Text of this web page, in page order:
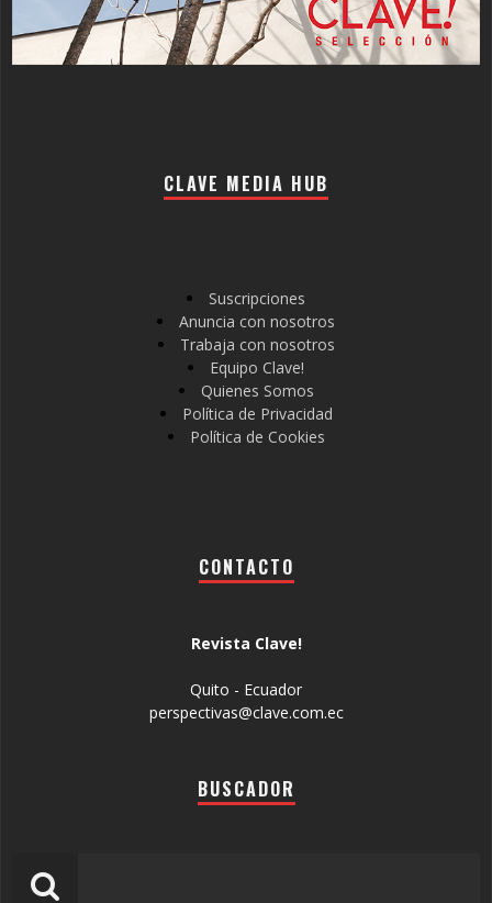
CLAVE MEDIA HUB
Suscripciones
Anuncia con nosotros
Trabaja con nosotros
Equipo Clave!
Quienes Somos
Política de Privacidad
Política de Cookies
CONTACTO
Revista Clave!
Quito - Ecuador
perspectivas@clave.com.ec
BUSCADOR